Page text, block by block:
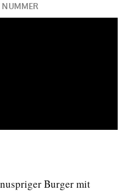
Burger mit